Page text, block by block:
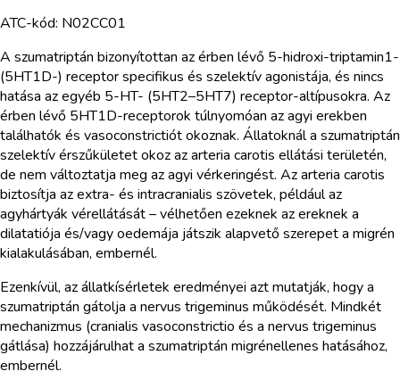
ATC-kód: N02CC01
A szumatriptán bizonyítottan az érben lévő 5-hidroxi-triptamin1-
(5HT1D-) receptor specifikus és szelektív agonistája, és nincs
hatása az egyéb 5-HT- (5HT2–5HT7) receptor-altípusokra. Az
érben lévő 5HT1D-receptorok túlnyomóan az agyi erekben
találhatók és vasoconstrictiót okoznak. Állatoknál a szumatriptán
szelektív érszűkületet okoz az arteria carotis ellátási területén,
de nem változtatja meg az agyi vérkeringést. Az arteria carotis
biztosítja az extra- és intracranialis szövetek, például az
agyhártyák vérellátását – vélhetően ezeknek az ereknek a
dilatatiója és/vagy oedemája játszik alapvető szerepet a migrén
kialakulásában, embernél.
Ezenkívül, az állatkísérletek eredményei azt mutatják, hogy a
szumatriptán gátolja a nervus trigeminus működését. Mindkét
mechanizmus (cranialis vasoconstrictio és a nervus trigeminus
gátlása) hozzájárulhat a szumatriptán migrénellenes hatásához,
embernél.